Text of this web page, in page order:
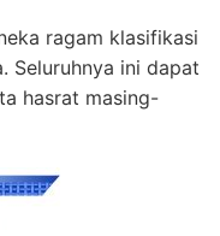
ragam klasifikasi
Seluruhnya ini dapat
hasrat masing-